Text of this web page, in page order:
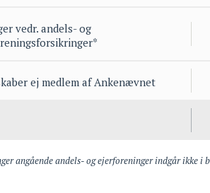
vedr. andels- og
ej medlem af Ankenævnet
angående andels- og ejerforeninger indgår ikke